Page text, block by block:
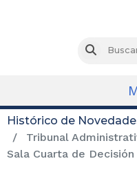
Buscar
Histórico de
Tribunal
Sala Cuarta de Decisión